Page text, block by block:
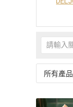
所有產品